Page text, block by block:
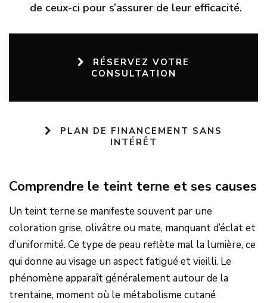
de ceux-ci pour s’assurer de leur efficacité.
RÉSERVEZ VOTRE
CONSULTATION
PLAN DE FINANCEMENT SANS
INTÉRÊT
Comprendre le teint terne et ses causes
Un teint terne se manifeste souvent par une
coloration grise, olivâtre ou mate, manquant d’éclat et
d’uniformité. Ce type de peau reflète mal la lumière, ce
qui donne au visage un aspect fatigué et vieilli. Le
phénomène apparaît généralement autour de la
trentaine, moment où le métabolisme cutané